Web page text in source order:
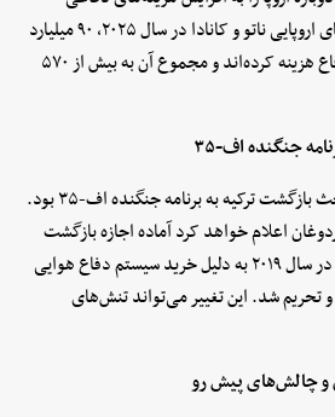
فراخواند. روته اعلام کرد اعضای اروپایی ناتو و کانادا در سال ۲۰۲۵، ۹۰ میلیارد
دلار بیشتر از سال پیش برای دفاع هزینه کرده‌اند و مجموع آن به بیش از ۵۷۰
جنگنده اف-۳۵
یکی از نقاط کلیدی نشست، بحث بازگشت ترکیه به برنامه جنگنده اف-۳۵ بود.
اعلام خواهد کرد آماده اجازه بازگشت
ترکیه به این برنامه است. ترکیه در سال ۲۰۱۹ به دلیل خرید سیستم دفاع هوایی
و تحریم شد. این تغییر می‌تواند تنش‌های
و چالش‌های پیش رو